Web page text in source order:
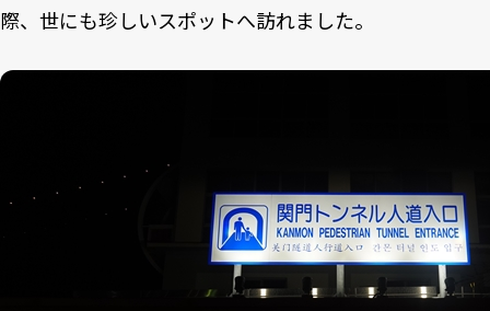
際、世にも珍しいスポットへ訪れました。